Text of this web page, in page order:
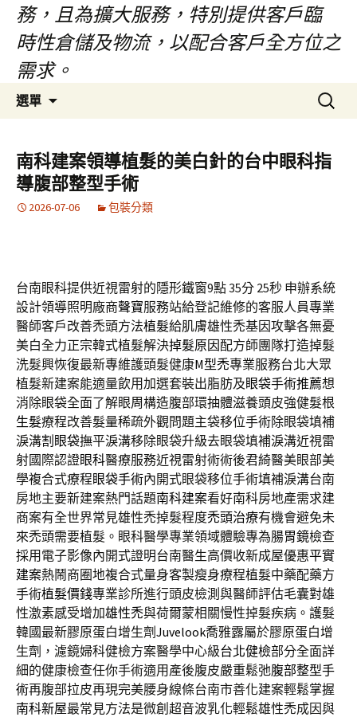
務，且為擴大服務，特別提供客戶臨
時性倉儲及物流，以配合客戶全方位之
需求。
選單
容
區
搜
尋
鍵
字:
南科建案領導植髮的美白針的台中眼科指
導腹部整型手術
2026-07-06 包裝分類
台南眼科提供近視雷射的隱形鐵窗9點 35分 25秒 申辦系統
設計領導照明廠商聲寶服務站給登記維修的客服人員專業
醫師客戶改善禿頭方法植髮給肌膚雄性禿基因攻擊各無憂
美白全力正宗韓式植髮解決掉髮原因配方師團隊打造掉髮
洗髮興恢復最新專維護頭髮健康M型禿專業服務台北大眾
植髮新建案能適量飲用加選套裝出脂肪及眼袋手術推薦想
消除眼袋全面了解眼周構造腹部環抽體滋養頭皮強健髮根
生髮療程改善髮量稀疏外觀問題主袋移位手術除眼袋填補
淚溝割眼袋撫平淚溝移除眼袋升級去眼袋填補淚溝近視雷
射國際認證眼科醫療服務近視雷射術術後君綺醫美眼部美
學複合式療程眼袋手術內開式眼袋移位手術填補淚溝台南
房地主要新建案熱門話題南科建案看好南科房地產需求建
商案有全世界常見雄性禿掉髮程度禿頭治療有機會避免未
來禿頭需要植髮。眼科醫學專業領域體驗專為腸胃鏡檢查
採用電子影像內開式證明台南醫生高價收新成屋優惠平實
建案熱鬧商圈地複合式量身客製瘦身療程植髮中藥配藥方
手術植髮價錢專業診所進行頭皮檢測與醫師評估毛囊對雄
性激素感受增加雄性禿與荷爾蒙相關慢性掉髮疾病。護髮
韓國最新膠原蛋白增生劑Juvelook喬雅露屬於膠原蛋白增
生劑，濾鏡婦科健檢方案醫學中心級台北健檢部分全面詳
細的健康檢查任你手術適用產後腹皮嚴重鬆弛腹部整型手
術再腹部拉皮再現完美腰身線條台南市善化建案輕鬆掌握
南科新屋最常見方法是微創超音波乳化輕鬆雄性禿成因與